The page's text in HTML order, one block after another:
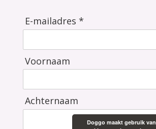
E-mailadres *
Voornaam
Achternaam
Doggo maakt gebruik van